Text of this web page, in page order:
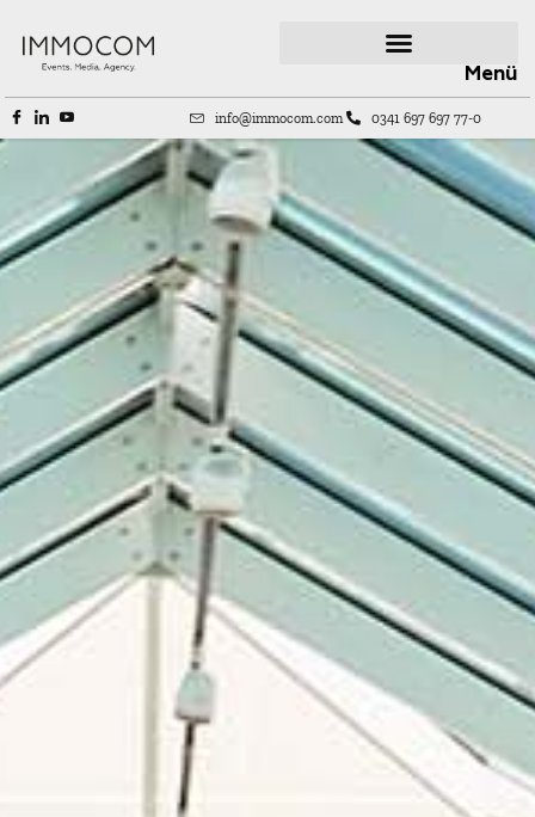
Menü
info@immocom.com 0341 697 697 77-0